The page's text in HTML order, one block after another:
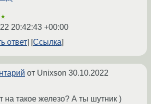
★
20:42:43 +00:00
ответ
Ссылка
от Unixson 30.10.2022
на такое железо? А ты шутник )